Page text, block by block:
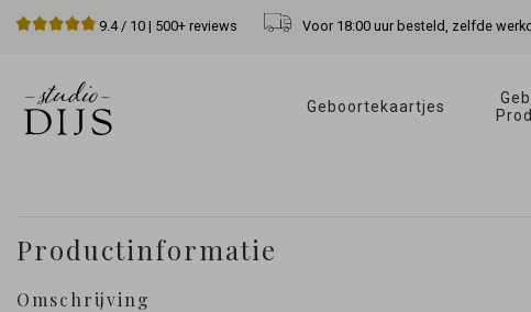
9.4/ 10 | 500+ reviews Voor 18:00 uur besteld, zelfde
Geboortekaartjes
Productinformatie
Omschrijving